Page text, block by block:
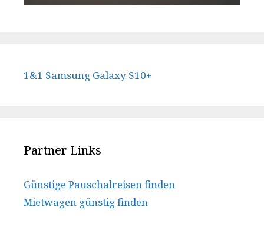
1&1 Samsung Galaxy S10+
Partner Links
Günstige Pauschalreisen finden
Mietwagen günstig finden